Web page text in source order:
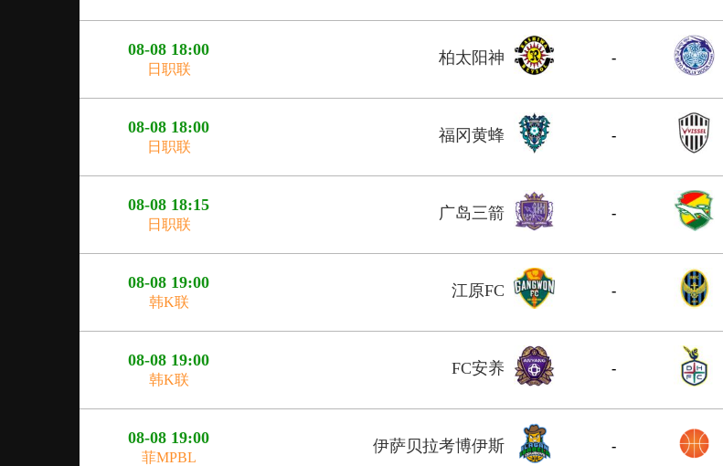
08-08 18:00
日职联
柏太阳神 -
08-08 18:00
日职联
福冈黄蜂 -
08-08 18:15
日职联
广岛三箭 -
08-08 19:00
韩K联
江原FC -
08-08 19:00
韩K联
FC安养 -
08-08 19:00
菲MPBL
伊萨贝拉考博伊斯 -